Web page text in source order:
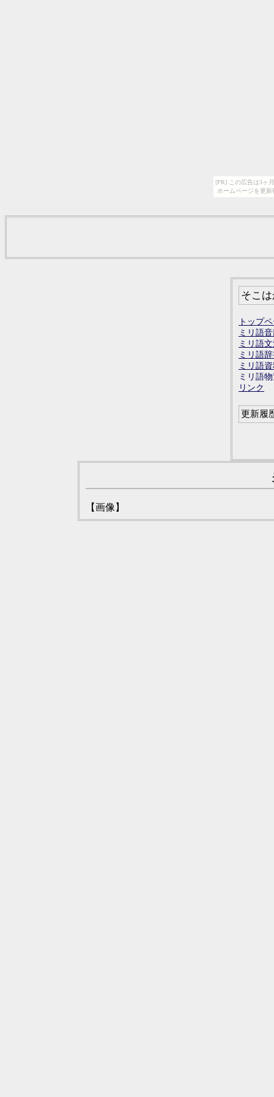
[PR] この広告は3ヶ
ホームページを更
そこ
トップ
ミリ語
ミリ語
ミリ語
ミリ語
ミリ語
リンク
更新履
【画像】